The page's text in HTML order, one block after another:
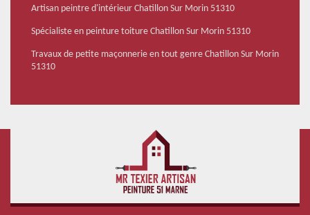
Artisan peintre d'intérieur Chatillon Sur Morin 51310
Spécialiste en peinture toiture Chatillon Sur Morin 51310
Travaux de petite maçonnerie en tout genre Chatillon Sur Morin
51310